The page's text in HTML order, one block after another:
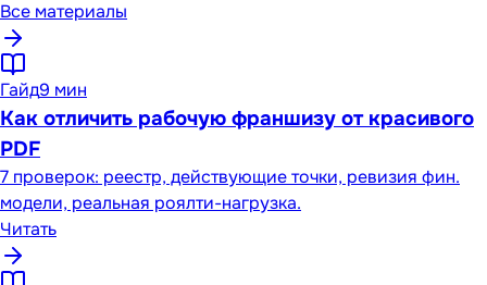
Все материалы
Гайд9 мин
Как отличить рабочую франшизу от красивого
PDF
7 проверок: реестр, действующие точки, ревизия фин.
модели, реальная роялти-нагрузка.
Читать